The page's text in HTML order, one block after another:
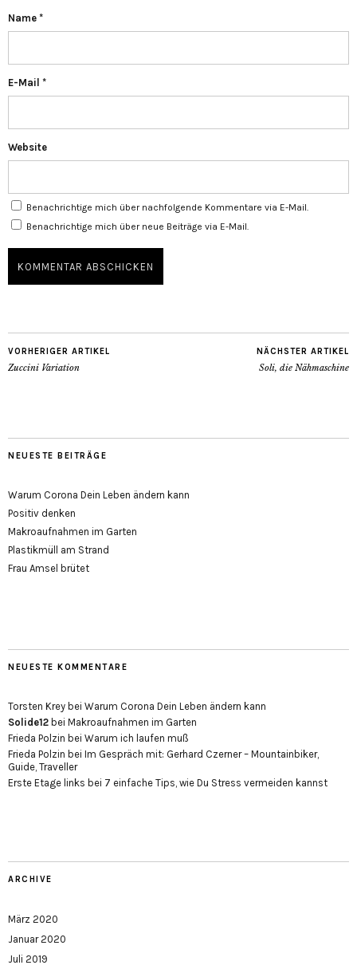
Name *
E-Mail *
Website
Benachrichtige mich über nachfolgende Kommentare via E-Mail.
Benachrichtige mich über neue Beiträge via E-Mail.
VORHERIGER ARTIKEL
Zuccini Variation
NÄCHSTER ARTIKEL
Soli, die Nähmaschine
NEUESTE BEITRÄGE
Warum Corona Dein Leben ändern kann
Positiv denken
Makroaufnahmen im Garten
Plastikmüll am Strand
Frau Amsel brütet
NEUESTE KOMMENTARE
Torsten Krey bei Warum Corona Dein Leben ändern kann
Solide12 bei Makroaufnahmen im Garten
Frieda Polzin bei Warum ich laufen muß
Frieda Polzin bei Im Gespräch mit: Gerhard Czerner – Mountainbiker,
Guide, Traveller
Erste Etage links bei 7 einfache Tips, wie Du Stress vermeiden kannst
ARCHIVE
März 2020
Januar 2020
Juli 2019